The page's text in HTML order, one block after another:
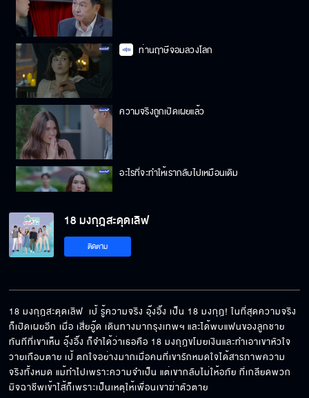
ท่านฤาษีจอมลวงโลก
ความจริงถูกเปิดเผยแล้ว
อะไรที่จะทำให้เรากลับไปเหมือนเดิม
อย่าอยากจูบเค้าตอนนี้ นี่มันไม่ใช่เวลา
ต่อไปนี้ชีวิตหนูจะมีฉันอีกคน
18 มงกุฎสะดุดเลิฟ
ติดตาม
18 มงกุฎสะดุดเลิฟ  เป้ รู้ความจริง อุ๊งอิ๊ง เป็น 18 มงกุฎ! ในที่สุดความจริง
ก็เปิดเผยอีก เมื่อ เสี่ยอู๊ด เดินทางมากรุงเทพฯ และได้พบแฟนของลูกชาย
ทันทีที่เขาเห็น อุ๊งอิ๊ง ก็จำได้ว่าเธอคือ 18 มงกุฎขโมยเงินและทำเอาเขาหัวใจ
วายเกือบตาย เป้ ตกใจอย่างมากเมื่อคนที่เขารักหมดใจได้สารภาพความ
จริงทั้งหมด แม้ทำไปเพราะความจำเป็น แต่เขากลับไม่ให้อภัย ที่เกลียดพวก
มิจฉาชีพเข้าไส้ก็เพราะเป็นเหตุให้เพื่อนเขาฆ่าตัวตาย